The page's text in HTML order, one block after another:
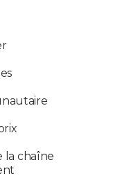
la chaîne